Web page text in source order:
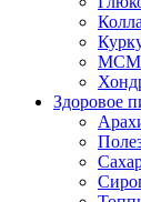
МСМ
Здоровое